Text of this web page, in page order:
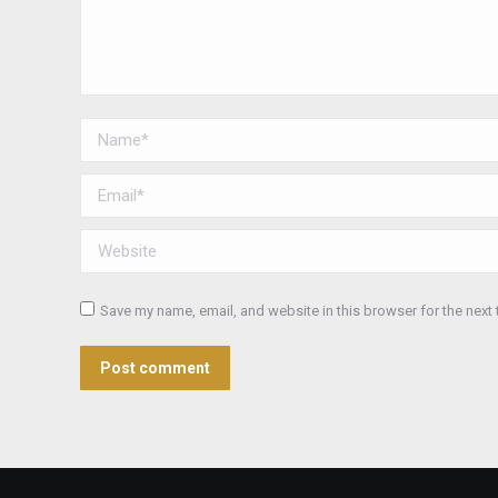
Name *
Email *
Website
Save my name, email, and website in this browser for the next
Post comment